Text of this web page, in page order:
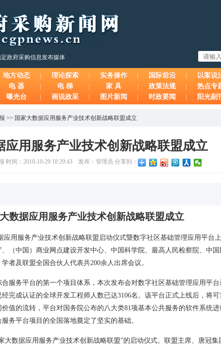
政府采购信息发布媒体
地方动态 理论探索 实务操作 国际前沿 以案说
电 器 电 梯 家 具 政策法规 热点专
曝光台 画说政采 图片新闻 时政要闻 阳光副
>> 国家大数据应用服务产业技术创新战略联盟成立
应用服务产业技术创新战略联盟成立
时间：2018-10-29 18:29:43 发布：管理员 分享到：
数据应用服务产业技术创新战略联盟成立
应用服务产业技术创新战略联盟启动仪式暨数字社区基础管理应用平台
（中国）商业网点建设开发中心、中国科学院、最高人民检察院、中
者及联盟全国合伙人代表共200余人出席会议。
服务平台的第一个项目体系，本次发布会对数字社区基础管理应用平
完成认证的全球开发工程师人数已达3106名。该平台正式上线后，将
值的流转，平台对国务院公布的八大类81项基本公共服务的软件系统
务平台项目的全国落地奠定了坚实的基础。
大数据应用服务产业技术创新战略联盟”的启动仪式。联盟主席、唐冠集